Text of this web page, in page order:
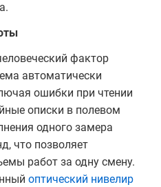
фактор
автоматически
ошибки при чтении
описки в полевом
одного замера
что позволяет
работ за одну смену.
оптический нивелир